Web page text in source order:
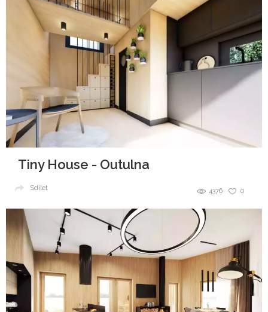
Tiny House - Outulna
0
4376
Sdílet